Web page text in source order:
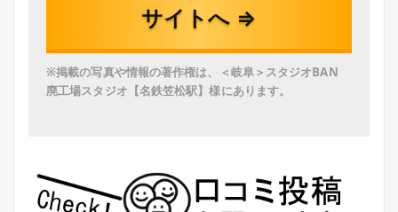
サイトへ ⇒
※掲載の写真や情報の著作権は、＜岐阜＞スタジオBAN
廃工場スタジオ【名鉄笠松駅】様にあります。